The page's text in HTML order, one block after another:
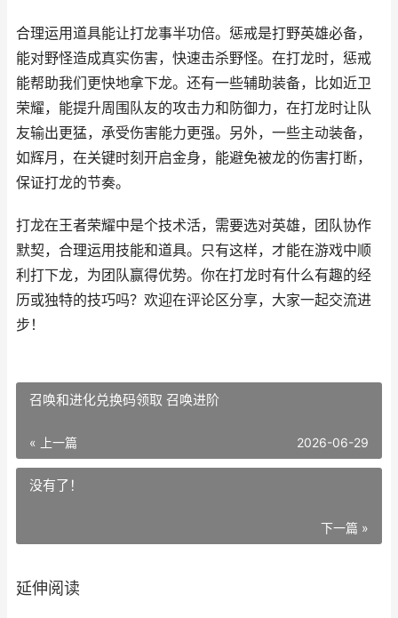
合理运用道具能让打龙事半功倍。惩戒是打野英雄必备，
能对野怪造成真实伤害，快速击杀野怪。在打龙时，惩戒
能帮助我们更快地拿下龙。还有一些辅助装备，比如近卫
荣耀，能提升周围队友的攻击力和防御力，在打龙时让队
友输出更猛，承受伤害能力更强。另外，一些主动装备，
如辉月，在关键时刻开启金身，能避免被龙的伤害打断，
保证打龙的节奏。
打龙在王者荣耀中是个技术活，需要选对英雄，团队协作
默契，合理运用技能和道具。只有这样，才能在游戏中顺
利打下龙，为团队赢得优势。你在打龙时有什么有趣的经
历或独特的技巧吗？欢迎在评论区分享，大家一起交流进
步！
召唤和进化兑换码领取 召唤进阶
« 上一篇 2026-06-29
没有了！
下一篇 »
延伸阅读